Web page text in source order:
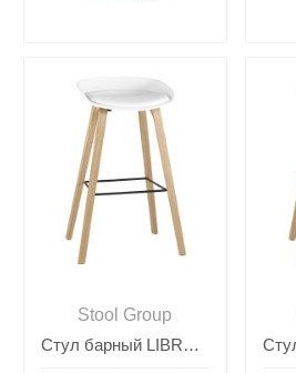
Stool Group
Стул барный LIBRA SOFT БЕЛЫЙ